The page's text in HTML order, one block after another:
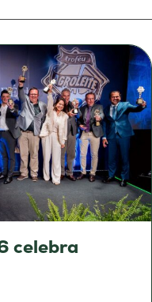
celebra